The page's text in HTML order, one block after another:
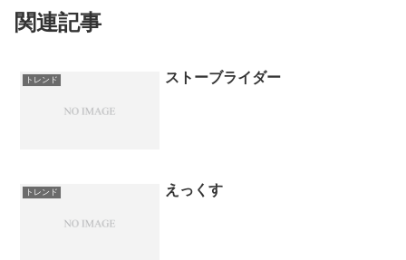
関連記事
トレンド ストーブライダー
トレンド えっくす